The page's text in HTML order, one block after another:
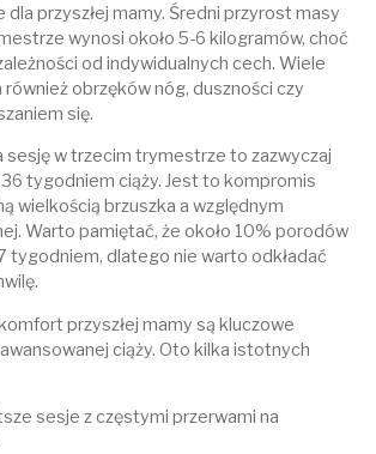
przyszłej mamy. Średni przyrost masy
wynosi około 5-6 kilogramów, choć
od indywidualnych cech. Wiele
obrzęków nóg, duszności czy
się.
sesję w trzecim trymestrze to zazwyczaj
tygodniem ciąży. Jest to kompromis
wielkością brzuszka a względnym
Warto pamiętać, że około 10% porodów
tygodniem, dlatego nie warto odkładać
przyszłej mamy są kluczowe
ciąży. Oto kilka istotnych
sesje z częstymi przerwami na